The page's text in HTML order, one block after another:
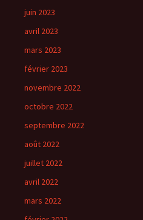
juin 2023
avril 2023
mars 2023
février 2023
novembre 2022
octobre 2022
septembre 2022
août 2022
juillet 2022
avril 2022
mars 2022